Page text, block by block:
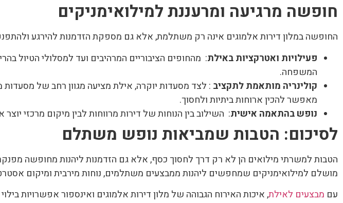
חופשה מרגיעה ומרעננת למילואימניקים
החופשה במלון דירות אלמוגים אינה רק משתלמת, אלא גם מספקת הזדמנות להירגע
פעילויות ואטרקציות באילת: מהחופים הציבוריים המרהיבים ועד למסלולי הטיול
המשפחה.
קולינריה מותאמת לתקציב : לצד מסעדות יוקרה, אילת מציעה מגוון רחב של מסעדות
מאפשר להכין ארוחות ביתיות ולחסוך.
נופש בהתאמה אישית: השילוב בין הנוחות של דירות מרווחות לבין מיקום מרכזי
לסיכום: הטבות שמביאות נופש משתלם
הטבות למשרתי מילואים הן לא רק דרך לחסוך כסף, אלא גם הזדמנות ליהנות מחופשה
מושלם למילואימניקים שמחפשים ליהנות ממבצעים משתלמים, נוחות מירבית ומיקום
עם מבצעים לאילת, איכות האירוח הגבוהה של מלון דירות אלמוגים ואינספור אפשרויות